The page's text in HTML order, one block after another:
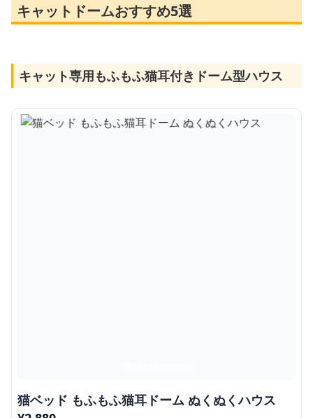
キャットドームおすすめ5選
キャット専用もふもふ猫耳付きドーム型ハウス
猫ベッド もふもふ猫耳ドーム ぬくぬくハウス